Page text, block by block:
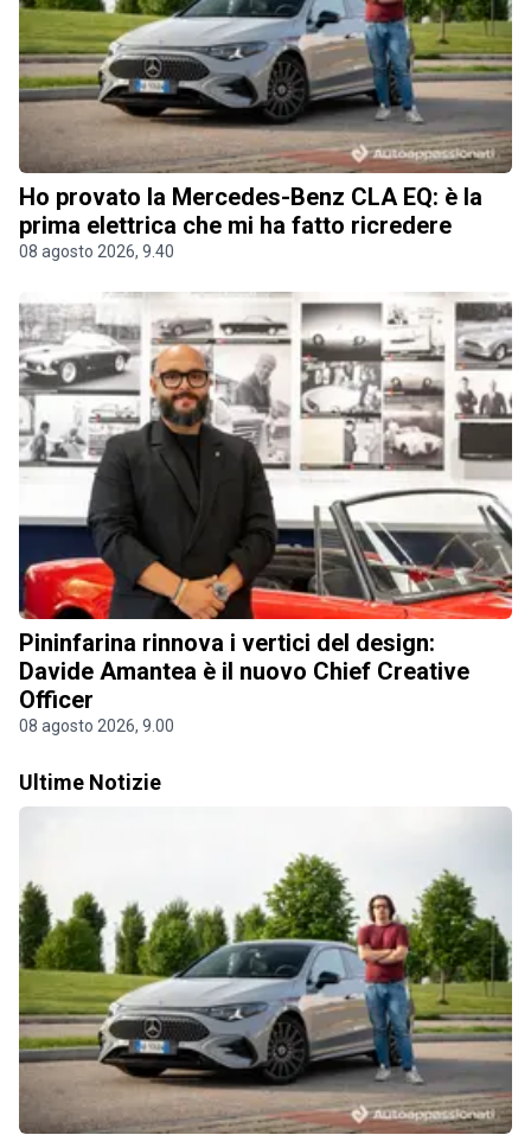
Ho provato la Mercedes-Benz CLA EQ: è la
prima elettrica che mi ha fatto ricredere
08 agosto 2026, 9.40
Pininfarina rinnova i vertici del design:
Davide Amantea è il nuovo Chief Creative
Officer
08 agosto 2026, 9.00
Ultime Notizie